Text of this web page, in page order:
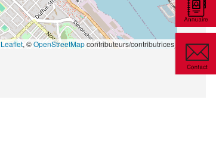
Leaflet, ©OpenStreetMapcontributeurs/contributrices